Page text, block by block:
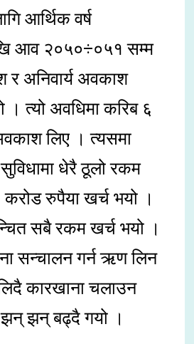
आर्थिक वर्ष
आव २०५०÷०५१ सम्म
अनिवार्य अवकाश
। त्यो अवधिमा करिब ६
लिए । त्यसमा
धेरै ठूलो रकम
रुपैया खर्च भयो ।
सबै रकम खर्च भयो ।
सन्चालन गर्न ऋण लिन
कारखाना चलाउन
झन् झन् बढ्दै गयो ।